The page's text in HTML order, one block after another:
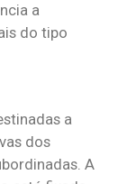
a
do tipo
a
dos
A